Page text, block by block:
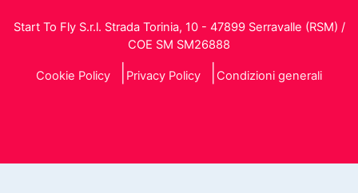
Start To Fly S.r.l. Strada Torinia, 10 - 47899 Serravalle (RSM) /
COE SM SM26888
Cookie Policy Privacy Policy Condizioni generali